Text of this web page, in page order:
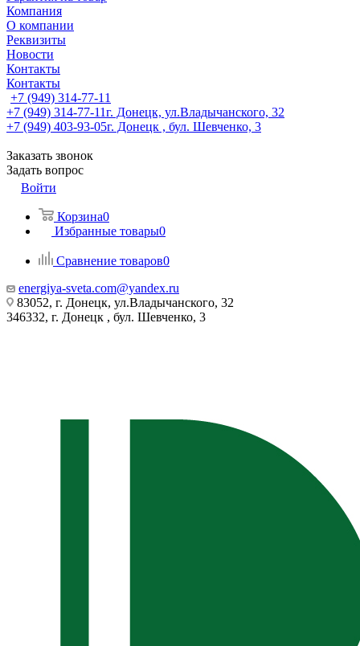
Компания
О компании
Реквизиты
Новости
Контакты
Контакты
+7 (949) 314-77-11
+7 (949) 314-77-11г. Донецк, ул.Владычанского, 32
+7 (949) 403-93-05г. Донецк , бул. Шевченко, 3
Заказать звонок
Задать вопрос
Войти
Корзина0
Избранные товары0
Сравнение товаров0
energiya-sveta.com@yandex.ru
83052, г. Донецк, ул.Владычанского, 32
346332, г. Донецк , бул. Шевченко, 3